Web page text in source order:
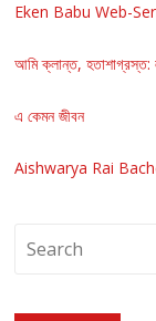
Eken Babu Web-
আমি ক্লান্ত, হতাশাগ্রস্ত:
এ কেমন জীবন
Aishwarya Rai